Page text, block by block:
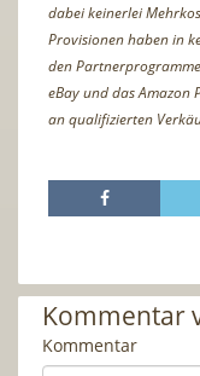
dabei keinerlei
Provisionen haben in
den
eBay und das Amazon
an qualifizierten
Kommentar
Kommentar